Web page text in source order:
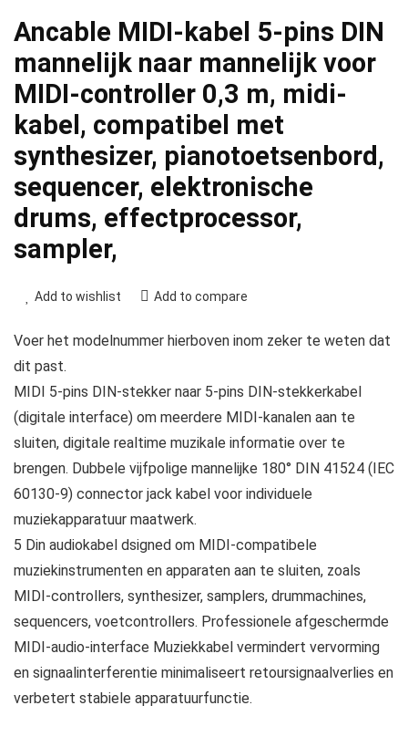
Ancable MIDI-kabel 5-pins DIN
mannelijk naar mannelijk voor
MIDI-controller 0,3 m, midi-
kabel, compatibel met
synthesizer, pianotoetsenbord,
sequencer, elektronische
drums, effectprocessor,
sampler,
Add to wishlist Add to compare
Voer het modelnummer hierboven inom zeker te weten dat
dit past.
MIDI 5-pins DIN-stekker naar 5-pins DIN-stekkerkabel
(digitale interface) om meerdere MIDI-kanalen aan te
sluiten, digitale realtime muzikale informatie over te
brengen. Dubbele vijfpolige mannelijke 180° DIN 41524 (IEC
60130-9) connector jack kabel voor individuele
muziekapparatuur maatwerk.
5 Din audiokabel dsigned om MIDI-compatibele
muziekinstrumenten en apparaten aan te sluiten, zoals
MIDI-controllers, synthesizer, samplers, drummachines,
sequencers, voetcontrollers. Professionele afgeschermde
MIDI-audio-interface Muziekkabel vermindert vervorming
en signaalinterferentie minimaliseert retoursignaalverlies en
verbetert stabiele apparatuurfunctie.